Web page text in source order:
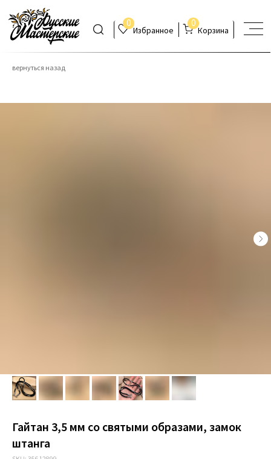
Избранное Корзина
вернуться назад
Гайтан 3,5 мм со святыми образами, замок
штанга